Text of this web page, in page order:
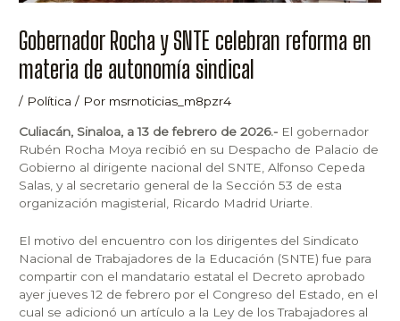
Gobernador Rocha y SNTE celebran reforma en
materia de autonomía sindical
/ Política / Por msrnoticias_m8pzr4
Culiacán, Sinaloa, a 13 de febrero de 2026.- El gobernador
Rubén Rocha Moya recibió en su Despacho de Palacio de
Gobierno al dirigente nacional del SNTE, Alfonso Cepeda
Salas, y al secretario general de la Sección 53 de esta
organización magisterial, Ricardo Madrid Uriarte.
El motivo del encuentro con los dirigentes del Sindicato
Nacional de Trabajadores de la Educación (SNTE) fue para
compartir con el mandatario estatal el Decreto aprobado
ayer jueves 12 de febrero por el Congreso del Estado, en el
cual se adicionó un artículo a la Ley de los Trabajadores al